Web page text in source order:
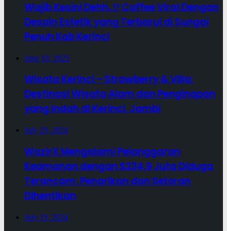
Wajib Kesini Dehh..!! Caffee Viral Dengan
Desain Estetik yang Terbarui di Sungai
Penuh Kab Kerinci
June 10, 2025
Wisata Kerinci – Strawberry & Villa:
Destinasi Wisata Alam dan Penginapan
yang Indah di Kerinci, Jambi
July 19, 2024
WazirX Mengalami Pelanggaran
Keamanan dengan $234,9 Juta Diduga
Terancam; Penarikan dan Setoran
Dihentikan
July 19, 2024